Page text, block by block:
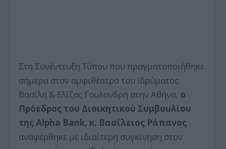
Στη Συνέντευξη Τύπου που πραγματοποιήθηκε
σήμερα στον αμφιθέατρο του Ιδρύματος
Βασίλη & Ελίζας Γουλανδρή στην Αθήνα, ο
Πρόεδρος του Διοικητικού Συμβουλίου
της Alpha Bank, κ. Βασίλειος Ράπανος
αναφέρθηκε με ιδιαίτερη συγκίνηση στον